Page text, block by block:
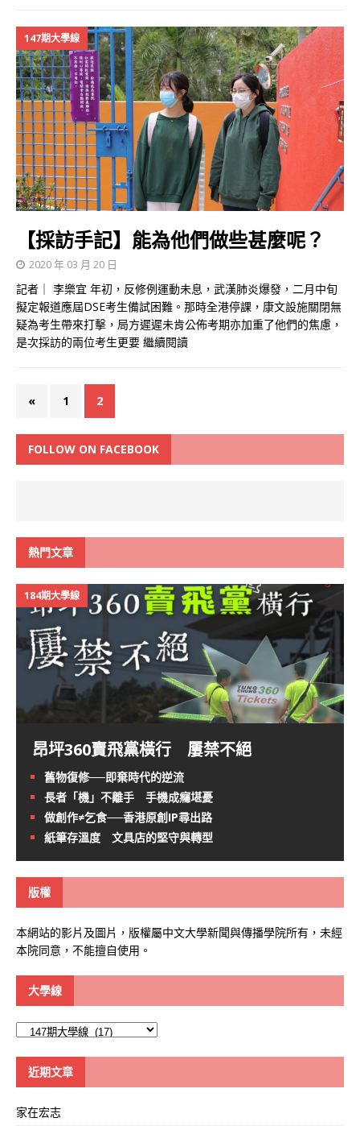
147期大學線
【採訪手記】能為他們做些甚麼呢？
2020 年 03 月 20 日
記者｜ 李樂宜 年初，反修例運動未息，武漢肺炎爆發，二月中旬
擬定報道應屆DSE考生備試困難。那時全港停課，康文設施關閉無
疑為考生帶來打擊，局方遲遲未肯公佈考期亦加重了他們的焦慮，
是次採訪的兩位考生更要 繼續閱讀
« 1 2
FOLLOW ON FACEBOOK
熱門文章
184期大學線
昂坪360賣飛黨橫行 屢禁不絕
舊物復修──即棄時代的逆流
長者「機」不離手 手機成癮堪憂
做創作≠乞食──香港原創IP尋出路
紙筆存溫度 文具店的堅守與轉型
版權
本網站的影片及圖片，版權屬中文大學新聞與傳播學院所有，未經
本院同意，不能擅自使用。
大學線
近期文章
家在宏志